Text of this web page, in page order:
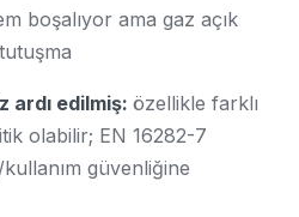
boşalıyor ama gaz açık
ardı edilmiş: özellikle farklı
olabilir; EN 16282-7
güvenliğine